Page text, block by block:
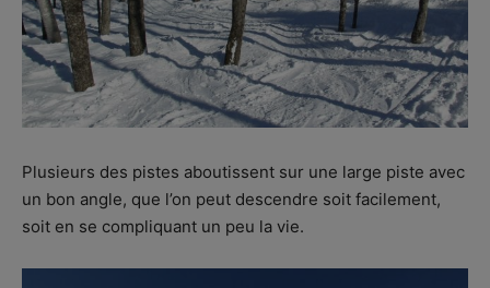
Plusieurs des pistes aboutissent sur une large piste avec
un bon angle, que l’on peut descendre soit facilement,
soit en se compliquant un peu la vie.